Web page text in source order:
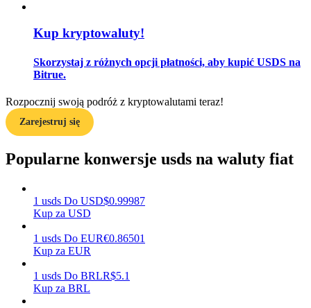
Dowiedz się, jak zachować rentowność
Zarabiać
Kup kryptowaluty!
Skorzystaj z różnych opcji płatności, aby kupić USDS na
Bitrue.
Rozpocznij swoją podróż z kryptowalutami teraz!
Zarejestruj się
Popularne konwersje usds na waluty fiat
1 usds Do USD$0.99987
Kup za USD
1 usds Do EUR€0.86501
Kup za EUR
1 usds Do BRLR$5.1
Kup za BRL